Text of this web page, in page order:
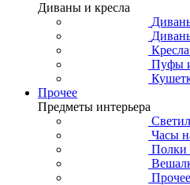
Диваны и кресла
Пуфы
Прочее
Предметы интерьера
Часы
Полки
Прочее